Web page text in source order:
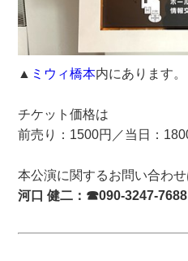
▲ ミウィ橋本内にあります。
チケット価格は
前売り：1500円／当日：
本公演に関するお問い合わせ
河口 健二：☎090-3247-7688